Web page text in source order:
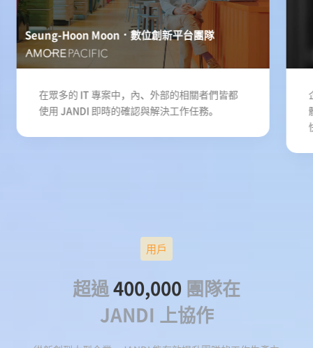
Seung-Hoon Moon 數位創新平台團隊
在眾多的 IT 專案中，內、外部的相關者們皆都
使用 JANDI 即時的確認與解決工作任務。
用戶
超過400,000 團隊在
JANDI 上協作